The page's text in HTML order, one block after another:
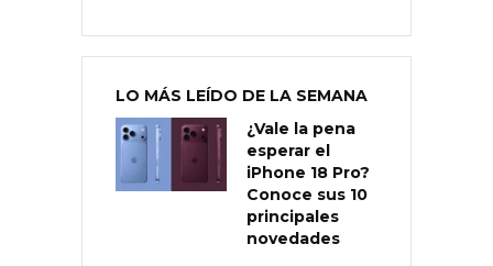
LO MÁS LEÍDO DE LA SEMANA
¿Vale la pena
esperar el
iPhone 18 Pro?
Conoce sus 10
principales
novedades